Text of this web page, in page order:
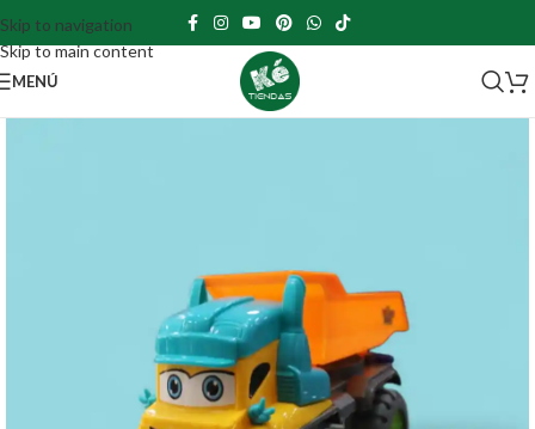
Skip to navigation
Skip to main content
MENÚ